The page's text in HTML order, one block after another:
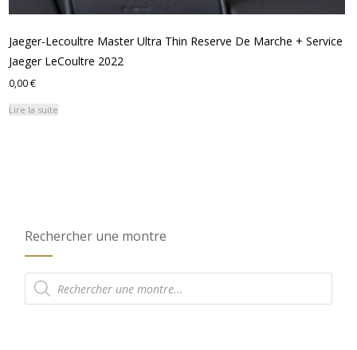
Jaeger-Lecoultre Master Ultra Thin Reserve De Marche + Service
Jaeger LeCoultre 2022
0,00€
Lire la suite
Rechercher une montre
Recherche
de
produits